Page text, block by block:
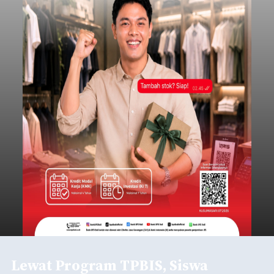
Lewat Program TPBIS, Siswa